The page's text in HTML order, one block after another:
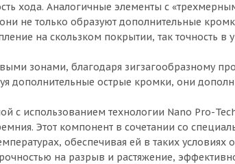
хода. Аналогичные элементы с
не только образуют дополнительные
на скользком покрытии, так точность в
зонами, благодаря зигзагообразному
дополнительные острые кромки, они
с использованием технологии Nano Pro-
Этот компонент в сочетании со
обеспечивая ей в таких условиях
на разрыв и растяжение,